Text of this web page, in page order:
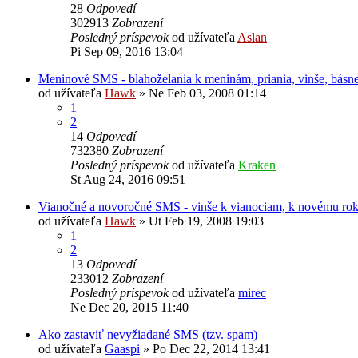
28 Odpovedí
302913 Zobrazení
Posledný príspevokod užívateľa Aslan
Pi Sep 09, 2016 13:04
Meninové SMS - blahoželania k meninám, priania, vinše,
od užívateľa Hawk » Ne Feb 03, 2008 01:14
1
2
14 Odpovedí
732380 Zobrazení
Posledný príspevokod užívateľa Kraken
St Aug 24, 2016 09:51
Vianočné a novoročné SMS - vinše k vianociam, k novému
od užívateľa Hawk » Ut Feb 19, 2008 19:03
1
2
13 Odpovedí
233012 Zobrazení
Posledný príspevokod užívateľa mirec
Ne Dec 20, 2015 11:40
Ako zastaviť nevyžiadané SMS (tzv. spam)
od užívateľa Gaaspi » Po Dec 22, 2014 13:41